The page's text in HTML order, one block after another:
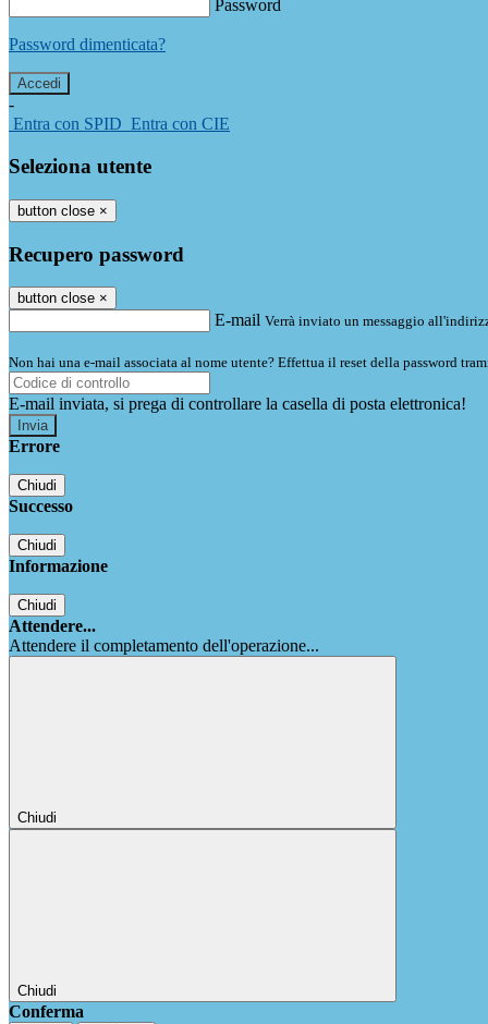
Password
Password dimenticata?
-
Entra con SPID Entra con CIE
Seleziona utente
button close ×
Recupero password
button close ×
E-mail Verrà inviato un messaggio
Non hai una e-mail associata al nome utente? Effettua il reset della password
E-mail inviata, si prega di controllare la casella di posta elettronica!
Errore
Chiudi
Successo
Chiudi
Informazione
Chiudi
Attendere...
Attendere il completamento dell'operazione...
Chiudi
Chiudi
Conferma